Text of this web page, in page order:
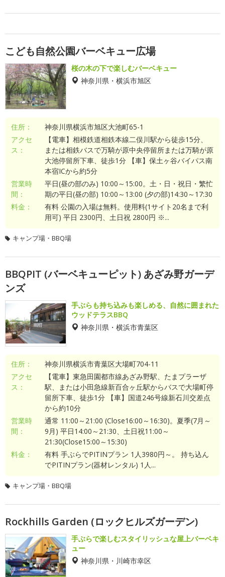
こども自然公園バーベキュー広場
桜の木の下で楽しむバーベキュー
神奈川県・横浜市旭区
住所：
神奈川県横浜市旭区大池町65-1
アクセ
ス：
【電車】相模鉄道相鉄本線二俣川駅から徒歩15分、
または相鉄バスで万騎が原中央停留所または万騎が原
大池停留所下車、徒歩1分 【車】保土ヶ谷バイパス南
本宿ICから約5分
営業時
間：
平日(昼の部のみ) 10:00～15:00。土・日・祝日・繁忙
期の平日(昼の部) 10:00～13:00 (夕の部)14:30～17:30
料金：
有料 公園の入場は無料。使用料(1サイト20名まで利
用可) 平日 2300円、土日祝 2800円 ※...
キャンプ場・BBQ場
BBQPIT (バーベキューピット) あざみ野ガーデ
ンズ
手ぶらも持ち込みも楽しめる、自然に囲まれた
ウッドテラスBBQ
神奈川県・横浜市青葉区
住所：
神奈川県横浜市青葉区大場町704-11
アクセ
ス：
【電車】東急田園都市線あざみ野駅、たまプラーザ
駅、または小田急線新百合ヶ丘駅からバスで大場町停
留所下車、徒歩1分 【車】国道246号線新石川交差点
から約10分
営業時
間：
通常 11:00～21:00 (Close16:00～16:30)。夏季(7月～
9月) 平日14:00～21:30、土日祝11:00～
21:30(Close15:00～15:30)
料金：
有料 手ぶらでPITINプラン 1人3980円～。 持ち込ん
でPITINプラン(器材レンタル) 1人...
キャンプ場・BBQ場
Rockhills Garden (ロックヒルズガーデン)
手ぶらで楽しむスタイリッシュな屋上バーベキ
ュー
神奈川県・川崎市幸区